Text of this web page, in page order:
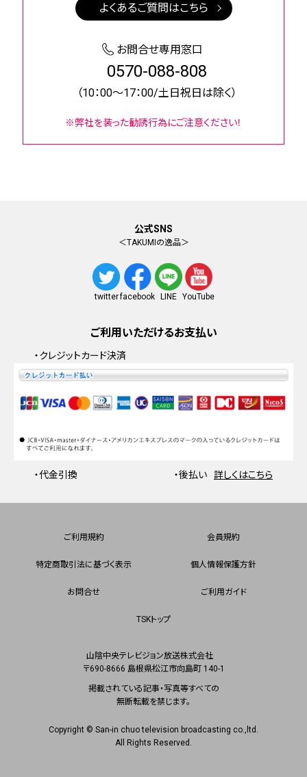
よくあるご質問はこちら
お問合せ専用窓口
0570-088-808
（10：00～17：00/土日祝日は除く）
※弊社を装った勧誘行為にご注意ください！
公式SNS
＜TAKUMIの逸品＞
twitterfacebook LINE YouTube
ご利用いただけるお支払い
・クレジットカード決済
・代金引換 ・後払い 詳しくはこちら
ご利用規約 会員規約
特定商取引法に基づく表示 個人情報保護方針
お問合せ ご利用ガイド
TSKトップ
山陰中央テレビジョン放送株式会社
〒690-8666 島根県松江市向島町 140-1
掲載されている記事・写真等すべての
無断転載を禁じます。
Copyright © San-in chuo television broadcasting co.,ltd.
All Rights Reserved.